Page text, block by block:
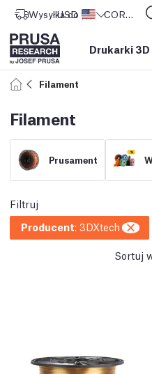
Wysyłka do Stany
USD ($) CORE One L: Już w sprzedaży!
Drukarki 3D
Filament
Filament
Prusament
Filtruj
Producent: 3DXtech
Sortuj